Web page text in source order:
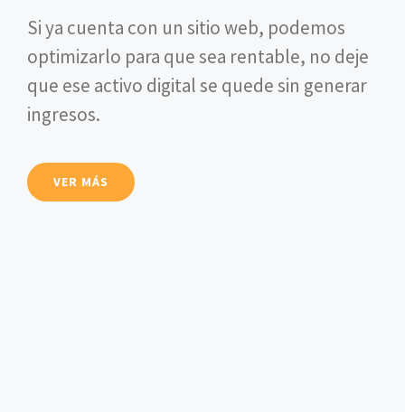
Si ya cuenta con un sitio web, podemos
optimizarlo para que sea rentable, no deje
que ese activo digital se quede sin generar
ingresos.
VER MÁS